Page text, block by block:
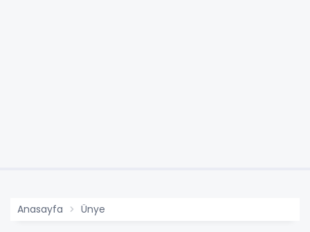
Anasayfa Ünye